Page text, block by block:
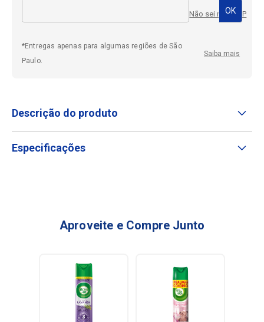
Não sei meu CEP
*Entregas apenas para algumas regiões de São
Paulo.
Saiba mais
Descrição do produto
Especificações
Aproveite e Compre Junto